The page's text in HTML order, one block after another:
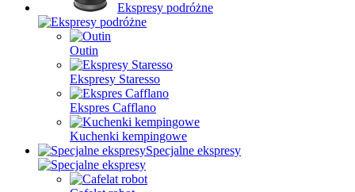
Ekspresy podróżne
Outin
Ekspresy Staresso
Ekspres Cafflano
Kuchenki kempingowe
Specjalne ekspresy